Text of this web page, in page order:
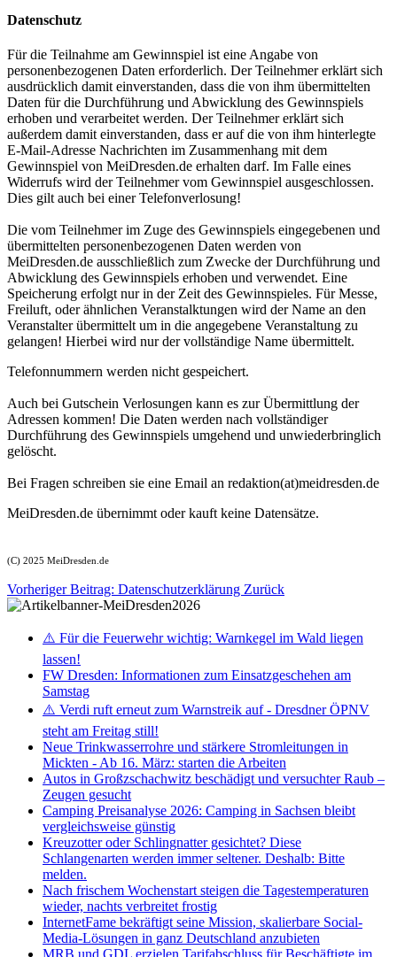
Datenschutz
Für die Teilnahme am Gewinnspiel ist eine Angabe von
personenbezogenen Daten erforderlich. Der Teilnehmer erklärt sich
ausdrücklich damit einverstanden, dass die von ihm übermittelten
Daten für die Durchführung und Abwicklung des Gewinnspiels
erhoben und verarbeitet werden. Der Teilnehmer erklärt sich
außerdem damit einverstanden, dass er auf die von ihm hinterlegte
E-Mail-Adresse Nachrichten im Zusammenhang mit dem
Gewinnspiel von MeiDresden.de erhalten darf. Im Falle eines
Widerrufs wird der Teilnehmer vom Gewinnspiel ausgeschlossen.
Dies gilt auch bei einer Telefonverlosung!
Die vom Teilnehmer im Zuge des Gewinnspiels eingegebenen und
übermittelten personenbezogenen Daten werden von
MeiDresden.de ausschließlich zum Zwecke der Durchführung und
Abwicklung des Gewinnspiels erhoben und verwendet. Eine
Speicherung erfolgt nur in der Zeit des Gewinnspieles. Für Messe,
Freiluft, oder ähnlichen Veranstalktungen wird der Name an den
Veranstalter übermittelt um in die angegebene Veranstaltung zu
gelangen! Hierbei wird nur der vollständige Name übermittelt.
Telefonnummern werden nicht gespeichert.
Auch bei Gutschein Verlosungen kann es zur Übermittlung der
Adressen kommen! Die Daten werden nach vollständiger
Durchführung des Gewinnspiels umgehend und unwiederbringlich
gelöscht.
Bei Fragen schreiben sie eine Email an redaktion(at)meidresden.de
MeiDresden.de übernimmt oder kauft keine Datensätze.
(C) 2025 MeiDresden.de
Vorheriger Beitrag: Datenschutzerklärung Zurück
⚠️ Für die Feuerwehr wichtig: Warnkegel im Wald liegen
lassen!
FW Dresden: Informationen zum Einsatzgeschehen am
Samstag
⚠️ Verdi ruft erneut zum Warnstreik auf - Dresdner ÖPNV
steht am Freitag still!
Neue Trinkwasserrohre und stärkere Stromleitungen in
Mickten - Ab 16. März: starten die Arbeiten
Autos in Großzschachwitz beschädigt und versuchter Raub –
Zeugen gesucht
Camping Preisanalyse 2026: Camping in Sachsen bleibt
vergleichsweise günstig
Kreuzotter oder Schlingnatter gesichtet? Diese
Schlangenarten werden immer seltener. Deshalb: Bitte
melden.
Nach frischem Wochenstart steigen die Tagestemperaturen
wieder, nachts verbreitet frostig
InternetFame bekräftigt seine Mission, skalierbare Social-
Media-Lösungen in ganz Deutschland anzubieten